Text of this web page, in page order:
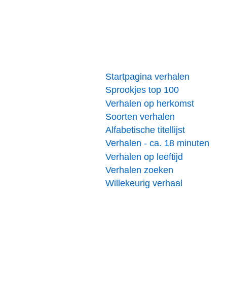
Startpagina verhalen
Sprookjes top 100
Verhalen op herkomst
Soorten verhalen
Alfabetische titellijst
Verhalen - ca. 18 minuten
Verhalen op leeftijd
Verhalen zoeken
Willekeurig verhaal